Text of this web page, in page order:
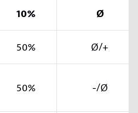
10% Ø
50% Ø/+
50% -/Ø